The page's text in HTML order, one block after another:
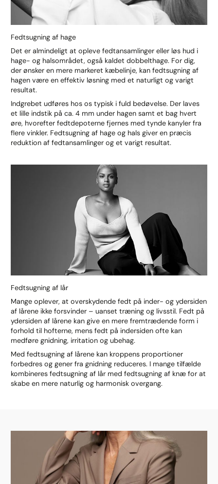
Fedtsugning af hage
Det er almindeligt at opleve fedtansamlinger eller løs hud i
hage- og halsområdet, også kaldet dobbelthage. For dig,
der ønsker en mere markeret kæbelinje, kan fedtsugning af
hagen være en effektiv løsning med et naturligt og varigt
resultat.
Indgrebet udføres hos os typisk i fuld bedøvelse. Der laves
et lille indstik på ca. 4 mm under hagen samt et bag hvert
øre, hvorefter fedtdepoterne fjernes med tynde kanyler fra
flere vinkler. Fedtsugning af hage og hals giver en præcis
reduktion af fedtansamlinger og et varigt resultat.
Fedtsugning af lår
Mange oplever, at overskydende fedt på inder- og ydersiden
af lårene ikke forsvinder – uanset træning og livsstil. Fedt på
ydersiden af lårene kan give en mere fremtrædende form i
forhold til hofterne, mens fedt på indersiden ofte kan
medføre gnidning, irritation og ubehag.
Med fedtsugning af lårene kan kroppens proportioner
forbedres og gener fra gnidning reduceres. I mange tilfælde
kombineres fedtsugning af lår med fedtsugning af knæ for at
skabe en mere naturlig og harmonisk overgang.